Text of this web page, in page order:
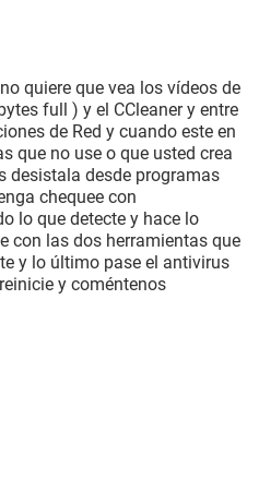
quiere que vea los vídeos de
full ) y el CCleaner y entre
de Red y cuando este en
que no use o que usted crea
desistala desde programas
chequee con
lo que detecte y hace lo
con las dos herramientas que
y lo último pase el antivirus
y coméntenos